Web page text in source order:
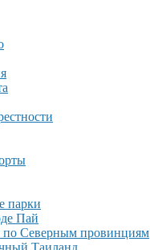
парки
Пай
по Северным провинциям
Таиланд